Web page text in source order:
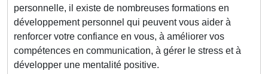
personnelle, il existe de nombreuses formations en
développement personnel qui peuvent vous aider à
renforcer votre confiance en vous, à améliorer vos
compétences en communication, à gérer le stress et à
développer une mentalité positive.